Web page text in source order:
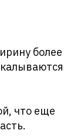
более
что еще